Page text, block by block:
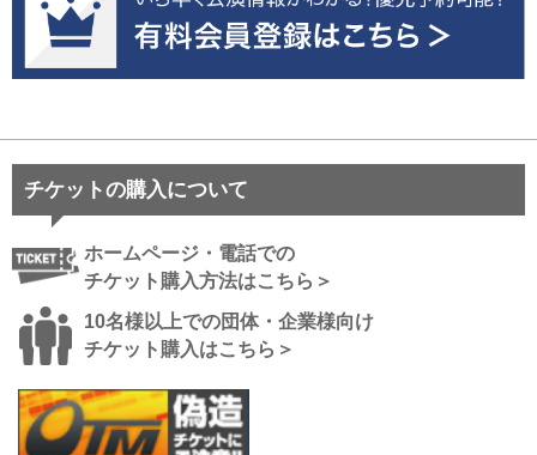
チケットの購入について
ホームページ・電話での
チケット購入方法はこちら＞
10名様以上での団体・企業様向け
チケット購入はこちら＞